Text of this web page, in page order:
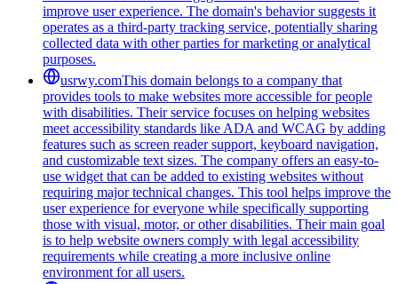
improve user experience. The domain's behavior suggests it
operates as a third-party tracking service, potentially sharing
collected data with other parties for marketing or analytical
purposes.
usrwy.comThis domain belongs to a company that
provides tools to make websites more accessible for people
with disabilities. Their service focuses on helping websites
meet accessibility standards like ADA and WCAG by adding
features such as screen reader support, keyboard navigation,
and customizable text sizes. The company offers an easy-to-
use widget that can be added to existing websites without
requiring major technical changes. This tool helps improve the
user experience for everyone while specifically supporting
those with visual, motor, or other disabilities. Their main goal
is to help website owners comply with legal accessibility
requirements while creating a more inclusive online
environment for all users.